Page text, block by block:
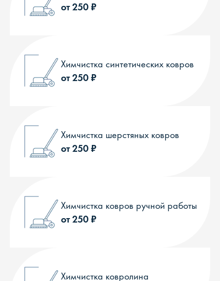
от 250 ₽
Химчистка синтетических ковров
от 250 ₽
Химчистка шерстяных ковров
от 250 ₽
Химчистка ковров ручной работы
от 250 ₽
Химчистка ковролина